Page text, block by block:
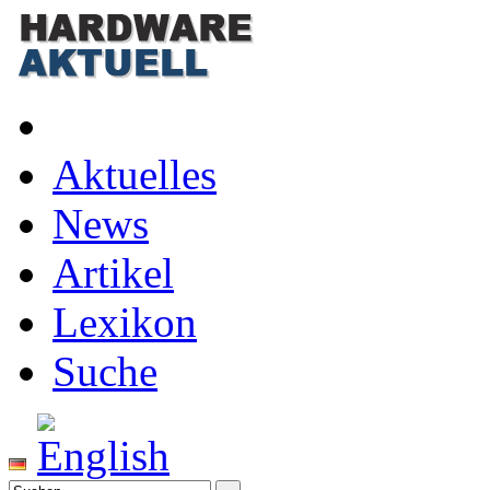
Aktuelles
News
Artikel
Lexikon
Suche